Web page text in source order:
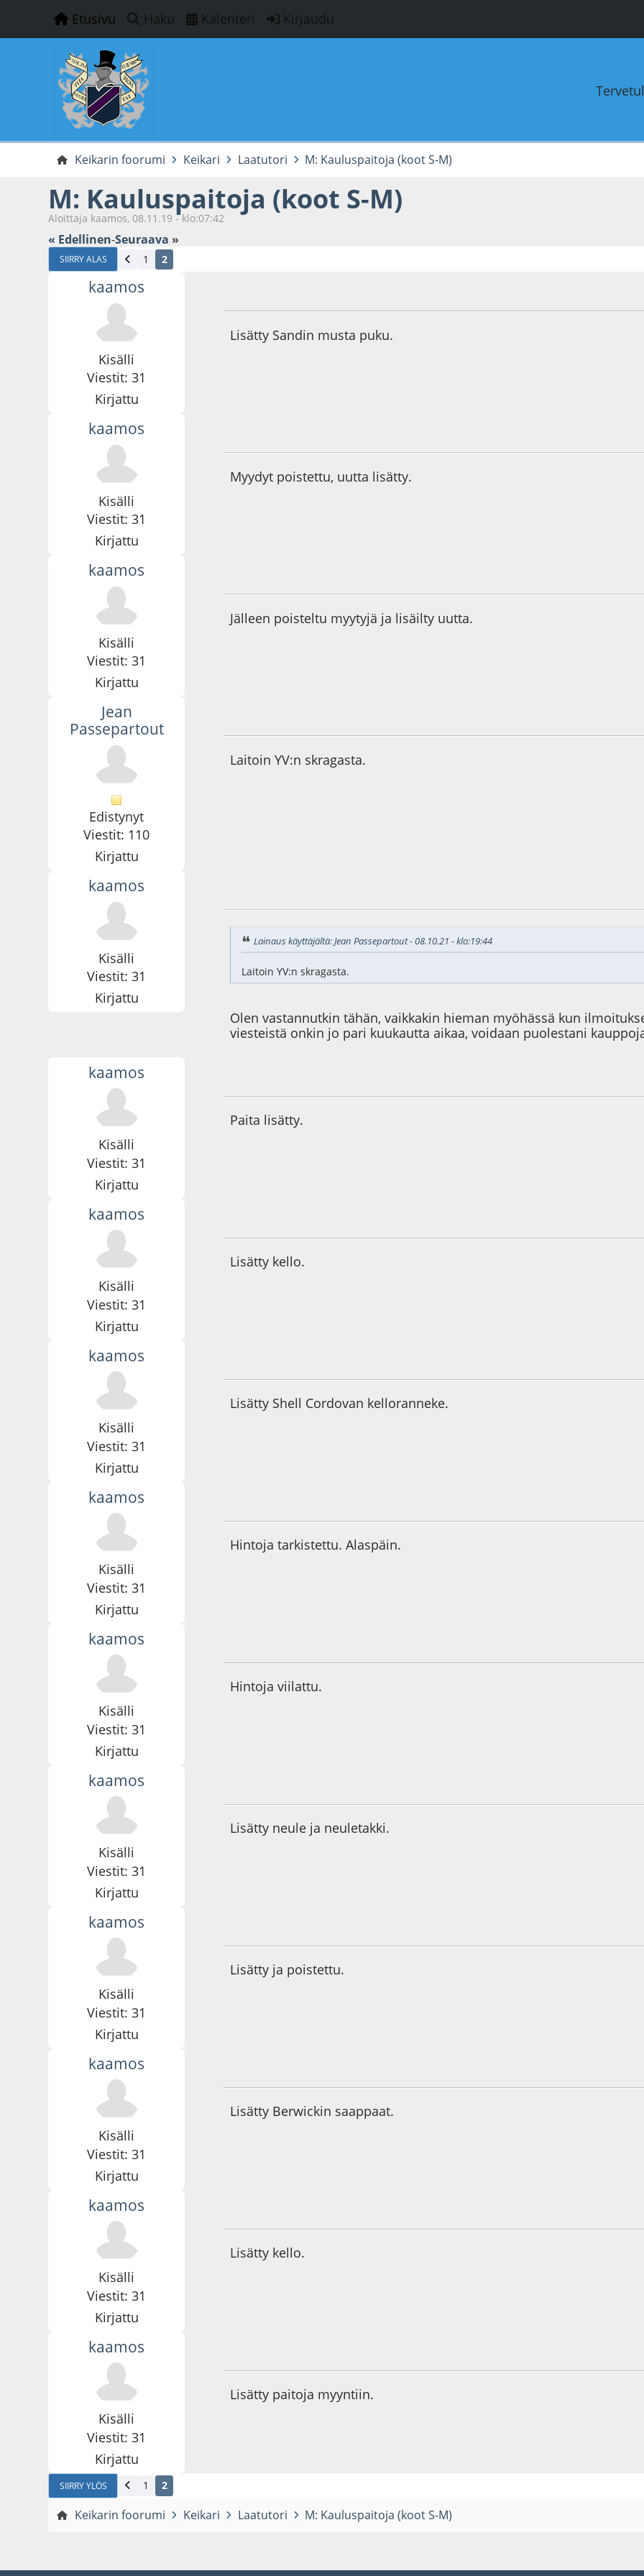
Etusivu Haku Kalenteri Kirjaudu
Keikarin foorumi Keikari Laatutori M: Kauluspaitoja (koot S-M)
M: Kauluspaitoja (koot S-M)
Aloittaja kaamos, 08.11.19 - klo:07:42
« Edellinen-Seuraava »
SIIRRY ALAS 1 2
kaamos
Kisälli
Viestit: 31
Kirjattu
Lisätty Sandin musta puku.
kaamos
Kisälli
Viestit: 31
Kirjattu
Myydyt poistettu, uutta lisätty.
kaamos
Kisälli
Viestit: 31
Kirjattu
Jälleen poisteltu myytyjä ja lisäilty uutta.
Jean
Passepartout
Edistynyt
Viestit: 110
Kirjattu
Laitoin YV:n skragasta.
kaamos
Kisälli
Viestit: 31
Kirjattu
Lainaus käyttäjältä: Jean Passepartout - 08.10.21 - klo:19:44
Laitoin YV:n skragasta.
Olen vastannutkin tähän, vaikkakin hieman myöhässä kun
viesteistä onkin jo pari kuukautta aikaa, voidaan puolestani
kaamos
Kisälli
Viestit: 31
Kirjattu
Paita lisätty.
kaamos
Kisälli
Viestit: 31
Kirjattu
Lisätty kello.
kaamos
Kisälli
Viestit: 31
Kirjattu
Lisätty Shell Cordovan kelloranneke.
kaamos
Kisälli
Viestit: 31
Kirjattu
Hintoja tarkistettu. Alaspäin.
kaamos
Kisälli
Viestit: 31
Kirjattu
Hintoja viilattu.
kaamos
Kisälli
Viestit: 31
Kirjattu
Lisätty neule ja neuletakki.
kaamos
Kisälli
Viestit: 31
Kirjattu
Lisätty ja poistettu.
kaamos
Kisälli
Viestit: 31
Kirjattu
Lisätty Berwickin saappaat.
kaamos
Kisälli
Viestit: 31
Kirjattu
Lisätty kello.
kaamos
Kisälli
Viestit: 31
Kirjattu
Lisätty paitoja myyntiin.
SIIRRY YLÖS 1 2
Keikarin foorumi Keikari Laatutori M: Kauluspaitoja (koot S-M)